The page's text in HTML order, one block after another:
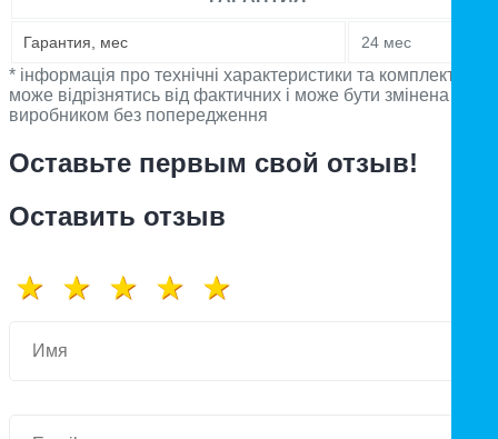
Гарантия, мес 24 мес
* інформація про технічні характеристики та комплектацію
може відрізнятись від фактичних і може бути змінена
виробником без попередження
Оставьте первым свой отзыв!
Оставить отзыв